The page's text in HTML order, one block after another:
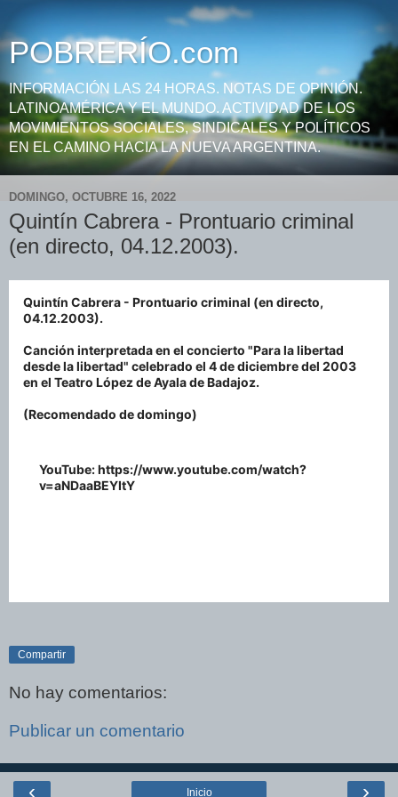
POBRERÍO.com
INFORMACIÓN LAS 24 HORAS. NOTAS DE OPINIÓN.
LATINOAMÉRICA Y EL MUNDO. ACTIVIDAD DE LOS
MOVIMIENTOS SOCIALES, SINDICALES Y POLÍTICOS
EN EL CAMINO HACIA LA NUEVA ARGENTINA.
DOMINGO, OCTUBRE 16, 2022
Quintín Cabrera - Prontuario criminal
(en directo, 04.12.2003).
Quintín Cabrera - Prontuario criminal (en directo,
04.12.2003).
Canción interpretada en el concierto "Para la libertad
desde la libertad" celebrado el 4 de diciembre del 2003
en el Teatro López de Ayala de Badajoz.
(Recomendado de domingo)
YouTube: https://www.youtube.com/watch?
v=aNDaaBEYItY
Compartir
No hay comentarios:
Publicar un comentario
‹ ›
Inicio